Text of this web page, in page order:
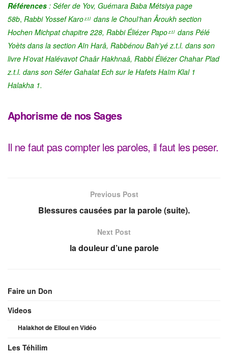
Références : Séfer de Yov, Guémara Baba Métsiya page
58b, Rabbi Yossef Karoz.t.l dans le Choul’han Âroukh section
Hochen Michpat chapitre 228, Rabbi Éliézer Papoz.t.l dans Pélé
Yoèts dans la section Aïn Harâ, Rabbénou Bah’yé z.t.l. dans son
livre H’ovat Halévavot Chaâr Hakhnaâ, Rabbi Éliézer Chahar Plad
z.t.l. dans son Séfer Gahalat Ech sur le Hafets Haïm Klal 1
Halakha 1.
Aphorisme de nos Sages
Il ne faut pas compter les paroles, il faut les peser.
Previous Post
Blessures causées par la parole (suite).
Next Post
la douleur d’une parole
Faire un Don
Videos
Halakhot de Elloul en Vidéo
Les Téhilim